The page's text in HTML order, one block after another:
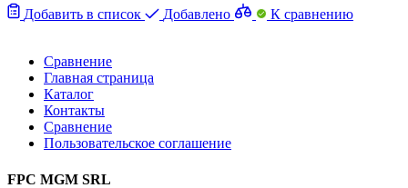
Добавить в список Добавлено К сравнению
Сравнение
Главная страница
Каталог
Контакты
Сравнение
Пользовательское соглашение
FPC MGM SRL